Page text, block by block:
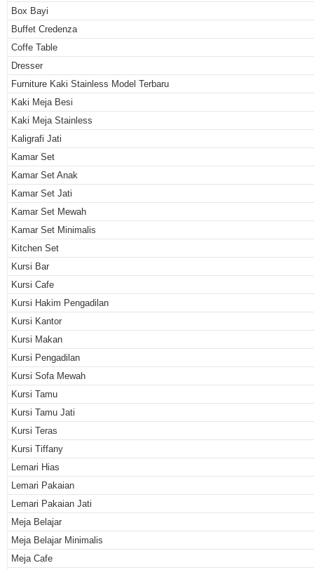
Box Bayi
Buffet Credenza
Coffe Table
Dresser
Furniture Kaki Stainless Model Terbaru
Kaki Meja Besi
Kaki Meja Stainless
Kaligrafi Jati
Kamar Set
Kamar Set Anak
Kamar Set Jati
Kamar Set Mewah
Kamar Set Minimalis
Kitchen Set
Kursi Bar
Kursi Cafe
Kursi Hakim Pengadilan
Kursi Kantor
Kursi Makan
Kursi Pengadilan
Kursi Sofa Mewah
Kursi Tamu
Kursi Tamu Jati
Kursi Teras
Kursi Tiffany
Lemari Hias
Lemari Pakaian
Lemari Pakaian Jati
Meja Belajar
Meja Belajar Minimalis
Meja Cafe